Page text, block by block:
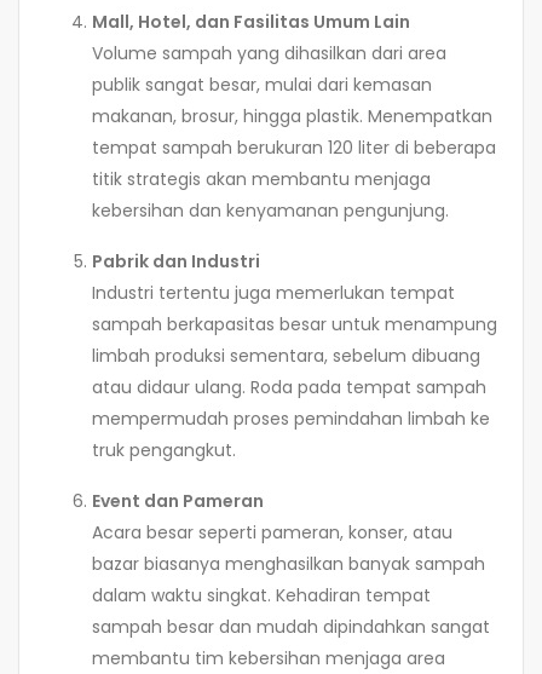
Mall, Hotel, dan Fasilitas Umum Lain
Volume sampah yang dihasilkan dari area
publik sangat besar, mulai dari kemasan
makanan, brosur, hingga plastik. Menempatkan
tempat sampah berukuran 120 liter di beberapa
titik strategis akan membantu menjaga
kebersihan dan kenyamanan pengunjung.
Pabrik dan Industri
Industri tertentu juga memerlukan tempat
sampah berkapasitas besar untuk menampung
limbah produksi sementara, sebelum dibuang
atau didaur ulang. Roda pada tempat sampah
mempermudah proses pemindahan limbah ke
truk pengangkut.
Event dan Pameran
Acara besar seperti pameran, konser, atau
bazar biasanya menghasilkan banyak sampah
dalam waktu singkat. Kehadiran tempat
sampah besar dan mudah dipindahkan sangat
membantu tim kebersihan menjaga area